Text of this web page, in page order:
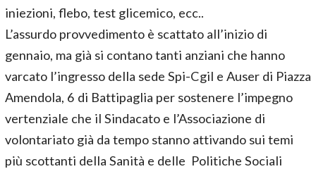
iniezioni, flebo, test glicemico, ecc..
L’assurdo provvedimento è scattato all’inizio di
gennaio, ma già si contano tanti anziani che hanno
varcato l’ingresso della sede Spi-Cgil e Auser di Piazza
Amendola, 6 di Battipaglia per sostenere l’impegno
vertenziale che il Sindacato e l’Associazione di
volontariato già da tempo stanno attivando sui temi
più scottanti della Sanità e delle Politiche Sociali